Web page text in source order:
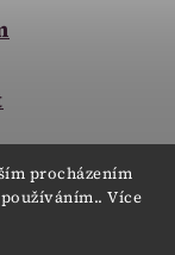
procházením
Více